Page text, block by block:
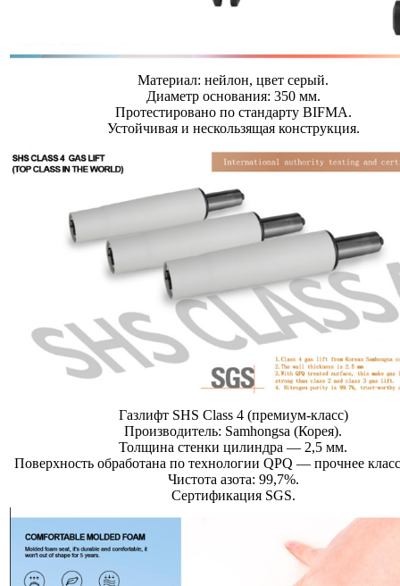
Материал: нейлон, цвет серый.
Диаметр основания: 350 мм.
Протестировано по стандарту BIFMA.
Устойчивая и нескользящая конструкция.
Газлифт SHS Class 4 (премиум-класс)
Производитель: Samhongsa (Корея).
Толщина стенки цилиндра — 2,5 мм.
Поверхность обработана по технологии QPQ — прочнее
Чистота азота: 99,7%.
Сертификация SGS.